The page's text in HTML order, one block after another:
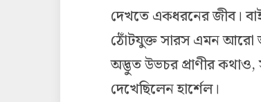
দেখতে একধরনের জীব।
ঠোঁটযুক্ত সারস এমন আরো
অদ্ভুত উভচর প্রাণীর কথাও,
দেখেছিলেন হার্শেল।